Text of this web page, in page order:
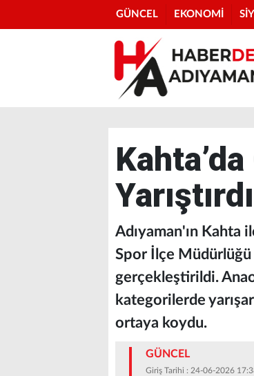
GÜNCEL EKONOMİ
Yarıştırdı
Adıyaman'ın
Spor İlçe Müdürlüğü
gerçekleştirildi.
kategorilerde
ortaya koydu.
GÜNCEL
Giriş Tarihi : 24-06-2026